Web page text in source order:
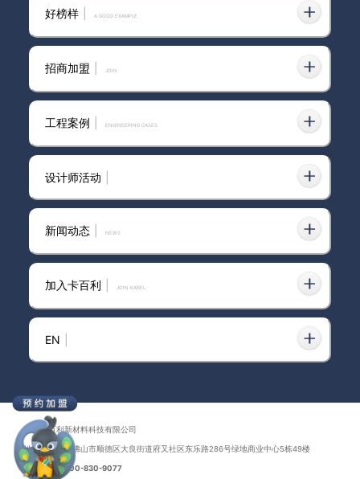
好榜样 A GOOD EXAMPLE
招商加盟 join
工程案例 ENGINEERING CASES
设计师活动
新闻动态 news
加入卡百利 JOIN KABEL
EN
广东卡百利新材料科技有限公司
地址：广东省佛山市顺德区大良街道府又社区东乐路286号绿地商业中心5栋49楼
联系电话：400-830-9077